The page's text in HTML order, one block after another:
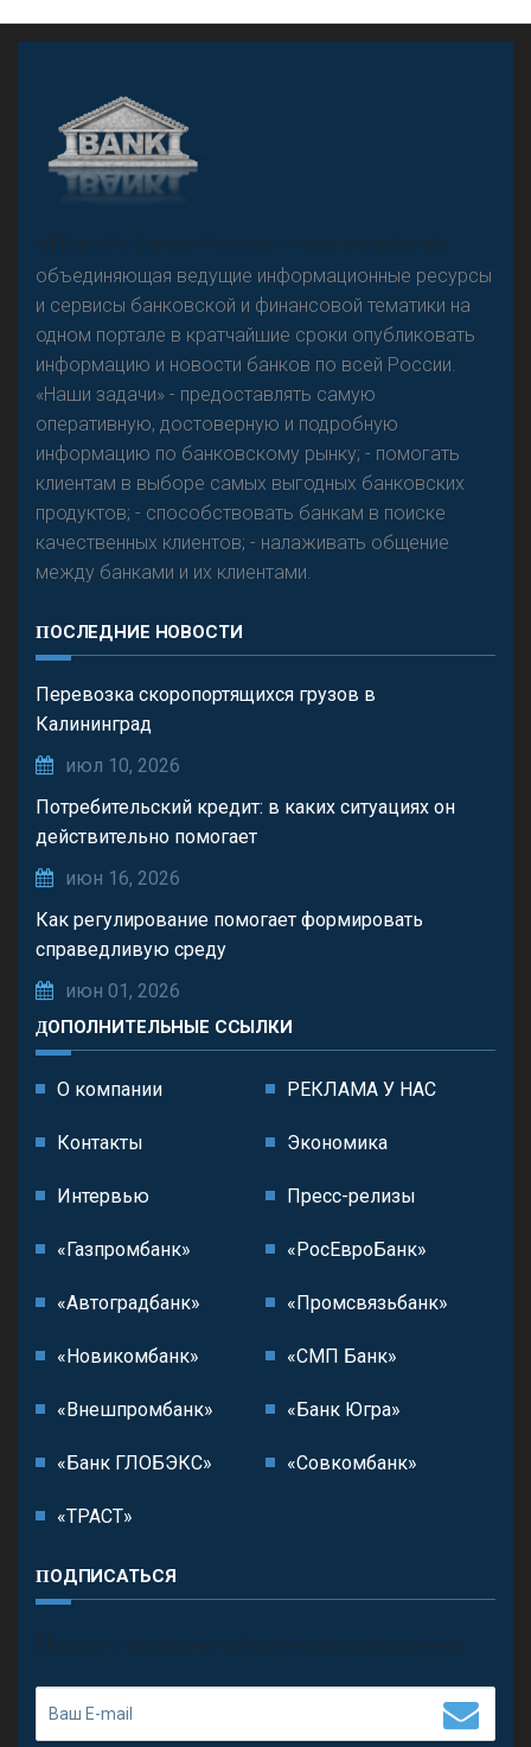
«Н
овости Банков России» – группа компаний,
объединяющая ведущие информационные ресурсы
и сервисы банковской и финансовой тематики на
одном портале в кратчайшие сроки опубликовать
информацию и новости банков по всей России.
«Наши задачи» - предоставлять самую
оперативную, достоверную и подробную
информацию по банковскому рынку; - помогать
клиентам в выборе самых выгодных банковских
продуктов; - способствовать банкам в поиске
качественных клиентов; - налаживать общение
между банками и их клиентами.
ПОСЛЕДНИЕ НОВОСТИ
Перевозка скоропортящихся грузов в
Калининград
июл 10, 2026
Потребительский кредит: в каких ситуациях он
действительно помогает
июн 16, 2026
Как регулирование помогает формировать
справедливую среду
июн 01, 2026
ДОПОЛНИТЕЛЬНЫЕ ССЫЛКИ
О компании РЕКЛАМА У НАС
Контакты Экономика
Интервью Пресс-релизы
«Газпромбанк» «РосЕвроБанк»
«Автоградбанк» «Промсвязьбанк»
«Новикомбанк» «СМП Банк»
«Внешпромбанк» «Банк Югра»
«Банк ГЛОБЭКС» «Совкомбанк»
«ТРАСТ»
ПОДПИСАТЬСЯ
П олучить последние обновления и предложения.